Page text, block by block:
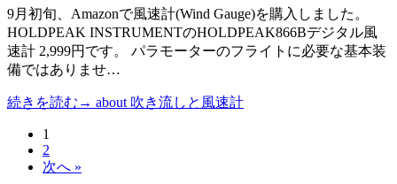
9月初旬、Amazonで風速計(Wind Gauge)を購入しました。
HOLDPEAK INSTRUMENTのHOLDPEAK866Bデジタル風
速計 2,999円です。 パラモーターのフライトに必要な基本装
備ではありませ…
続きを読む→ about 吹き流しと風速計
1
2
次へ »